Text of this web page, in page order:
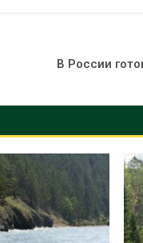
В России